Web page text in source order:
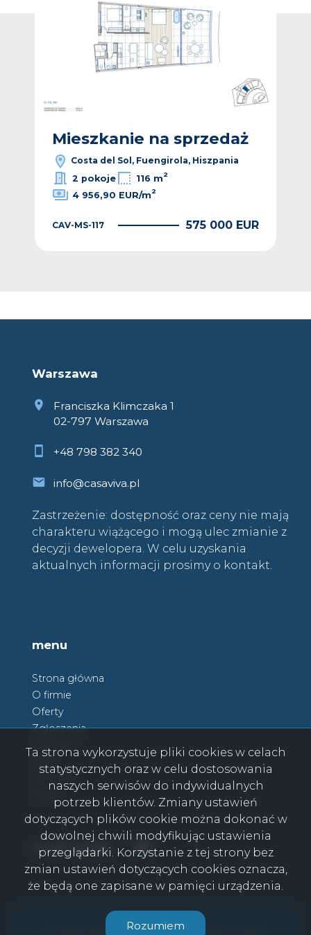
Mieszkanie na sprzedaż
Costa del Sol, Fuengirola, Hiszpania
2 pokoje
116 m2
4 956,90 EUR/m2
CAV-MS-117 575 000 EUR
Warszawa
Franciszka Klimczaka 1
02-797 Warszawa
+48 798 382 340
info@casaviva.pl
Zastrzeżenie: dostępność oraz ceny nie mają
charakteru wiążącego i mogą ulec zmianie z
decyzji dewelopera. W celu uzyskania
aktualnych informacji prosimy o kontakt.
menu
Strona główna
O firmie
Oferty
Zgłoszenia
Kontakt
social media Facebook
Facebook
CasaViva © 2026
Ta strona wykorzystuje pliki cookies w celach
statystycznych oraz w celu dostosowania
naszych serwisów do indywidualnych
potrzeb klientów. Zmiany ustawień
dotyczących plików cookie można dokonać w
dowolnej chwili modyfikując ustawienia
przeglądarki. Korzystanie z tej strony bez
zmian ustawień dotyczących cookies oznacza,
że będą one zapisane w pamięci urządzenia.
Rozumiem